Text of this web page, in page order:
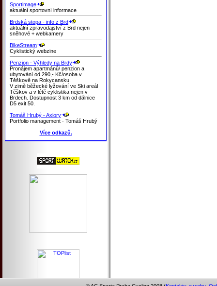
Sportimage
aktuální sportovní informace
Brdská stopa - info z Brd
aktuální zpravodajství z Brd nejen
sněhové + webkamery
BikeStream
Cyklistický webzine
Penzion - Výhledy na Brdy
Pronájem apartmánů/ penzion a
ubytování od 290,- Kč/osoba v
Těškově na Rokycansku.
V zimě běžecké lyžování ve Ski areál
Těškov a v létě cyklistika nejen v
Brdech. Dostupnost 3 km od dálnice
D5 exit 50.
Tomáš Hrubý - Axiory
Portfolio management - Tomáš Hrubý
Více odkazů.